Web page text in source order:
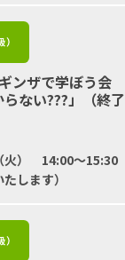
ンザで学ぼう会
ない???」（終了
火） 14:00～
します）